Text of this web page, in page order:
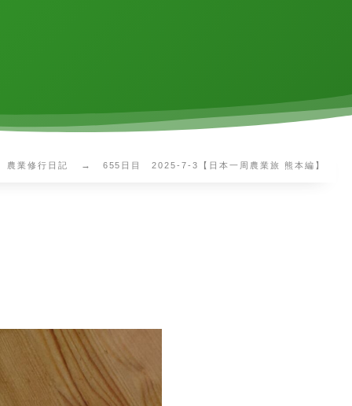
農業修行日記 655日目 2025-7-3【日本一周農業旅 熊本編】